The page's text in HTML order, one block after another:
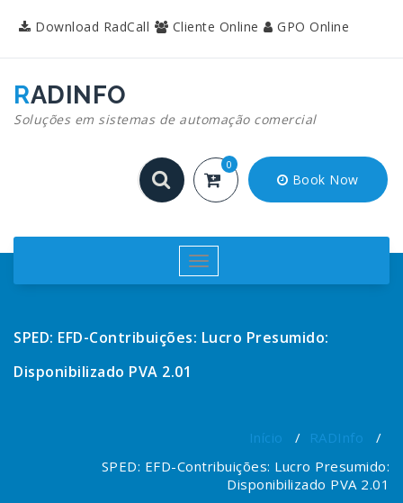
para Download RadCall Cliente Online GPO Online
RADINFO
Soluções em sistemas de automação comercial
0
Book Now
Alternar
navegação
SPED: EFD-Contribuições: Lucro Presumido:
Disponibilizado PVA 2.01
Início / RADInfo /
SPED: EFD-Contribuições: Lucro Presumido:
Disponibilizado PVA 2.01